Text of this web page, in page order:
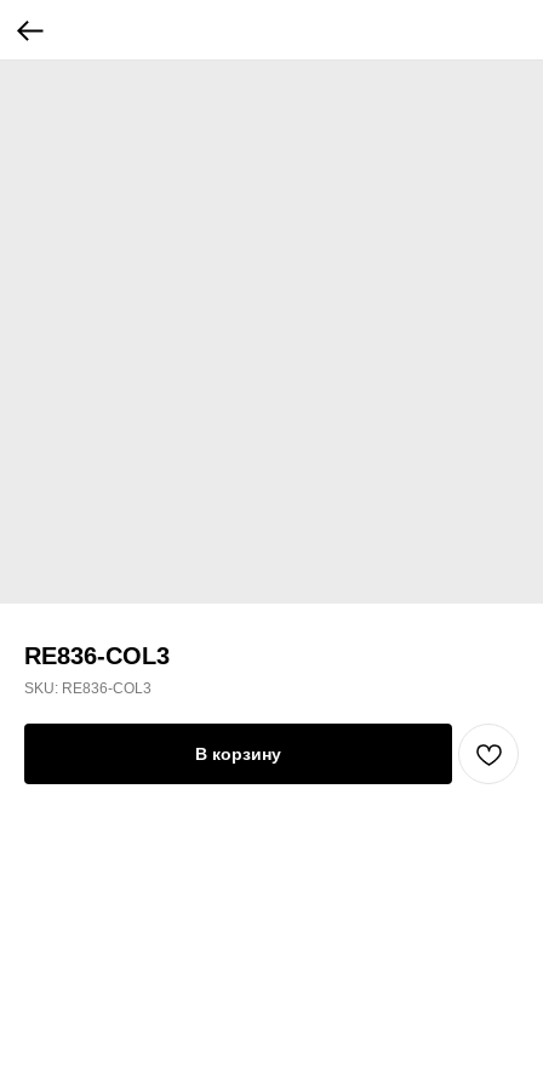
RE836-COL3
SKU: RE836-COL3
В корзину